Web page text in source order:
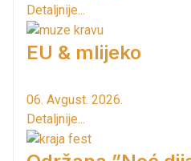
Detaljnije...
EU & mlijeko
06. Avgust. 2026.
Detaljnije...